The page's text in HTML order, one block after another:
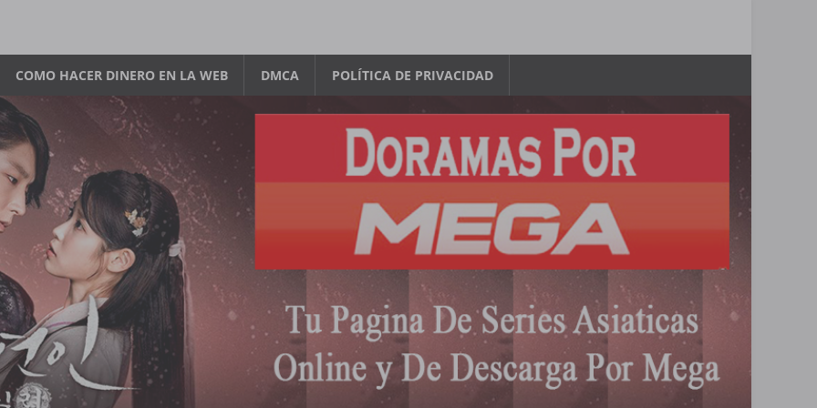
COMO HACER DINERO EN LA WEB DMCA POLÍTICA DE PRIVACIDAD